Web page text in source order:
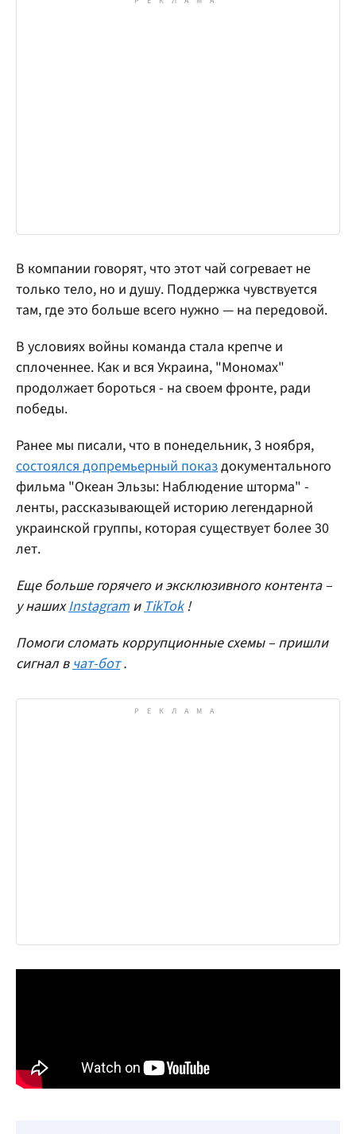
В компании говорят, что этот чай согревает не
только тело, но и душу. Поддержка чувствуется
там, где это больше всего нужно — на передовой.
В условиях войны команда стала крепче и
сплоченнее. Как и вся Украина, "Мономах"
продолжает бороться - на своем фронте, ради
победы.
Ранее мы писали, что в понедельник, 3 ноября,
состоялся допремьерный показдокументального
фильма "Океан Эльзы: Наблюдение шторма" -
ленты, рассказывающей историю легендарной
украинской группы, которая существует более 30
лет.
Еще больше горячего и эксклюзивного контента –
у наших Instagram и TikTok !
Помоги сломать коррупционные схемы – пришли
сигнал в чат-бот .